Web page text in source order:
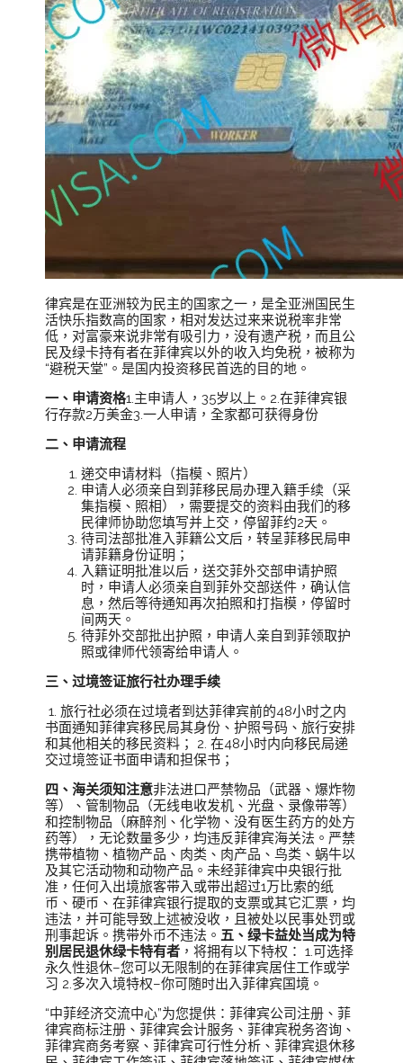
律宾是在亚洲较为民主的国家之一，是全亚洲国民生
活快乐指数高的国家，相对发达过来来说税率非常
低，对富豪来说非常有吸引力，没有遗产税，而且公
民及绿卡持有者在菲律宾以外的收入均免税，被称为
“避税天堂”。是国内投资移民首选的目的地。
一、申请资格1.主申请人，35岁以上。2.在菲律宾银
行存款2万美金3.一人申请，全家都可获得身份
二、申请流程
递交申请材料（指模、照片）
申请人必须亲自到菲移民局办理入籍手续（采
集指模、照相），需要提交的资料由我们的移
民律师协助您填写并上交，停留菲约2天。
待司法部批准入菲籍公文后，转呈菲移民局申
请菲籍身份证明；
入籍证明批准以后，送交菲外交部申请护照
时，申请人必须亲自到菲外交部送件，确认信
息，然后等待通知再次拍照和打指模，停留时
间两天。
待菲外交部批出护照，申请人亲自到菲领取护
照或律师代领寄给申请人。
三、过境签证旅行社办理手续
1. 旅行社必须在过境者到达菲律宾前的48小时之内
书面通知菲律宾移民局其身份、护照号码、旅行安排
和其他相关的移民资料； 2. 在48小时内向移民局递
交过境签证书面申请和担保书；
四、海关须知注意非法进口严禁物品（武器、爆炸物
等）、管制物品（无线电收发机、光盘、录像带等）
和控制物品（麻醉剂、化学物、没有医生药方的处方
药等），无论数量多少，均违反菲律宾海关法。严禁
携带植物、植物产品、肉类、肉产品、鸟类、蜗牛以
及其它活动物和动物产品。未经菲律宾中央银行批
准，任何入出境旅客带入或带出超过1万比索的纸
币、硬币、在菲律宾银行提取的支票或其它汇票，均
违法，并可能导致上述被没收，且被处以民事处罚或
刑事起诉。携带外币不违法。五、绿卡益处当成为特
别居民退休绿卡特有者 ，将拥有以下特权： 1.可选择
永久性退休–您可以无限制的在菲律宾居住工作或学
习 2.多次入境特权–你可随时出入菲律宾国境。
“中菲经济交流中心”为您提供：菲律宾公司注册、菲
律宾商标注册、菲律宾会计服务、菲律宾税务咨询、
菲律宾商务考察、菲律宾可行性分析、菲律宾退休移